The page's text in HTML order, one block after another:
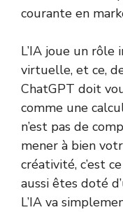
courante en
L’IA joue un rôle
virtuelle, et ce,
ChatGPT doit
comme une
n’est pas de
mener à bien
créativité, c’est
aussi êtes doté
L’IA va